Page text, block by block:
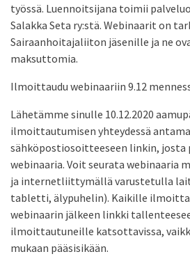
työssä. Luennoitsijana toimii
Salakka Seta ry:stä. Webinaarit on
Sairaanhoitajaliiton jäsenille ja ne
maksuttomia.
Ilmoittaudu webinaariin 9.12
Lähetämme sinulle 10.12.2020
ilmoittautumisen yhteydessä
sähköpostiosoitteeseen linkin, josta
webinaaria. Voit seurata webinaaria
ja internetliittymällä varustetulla
tabletti, älypuhelin). Kaikille
webinaarin jälkeen linkki
ilmoittautuneille katsottavissa,
mukaan pääsisikään.